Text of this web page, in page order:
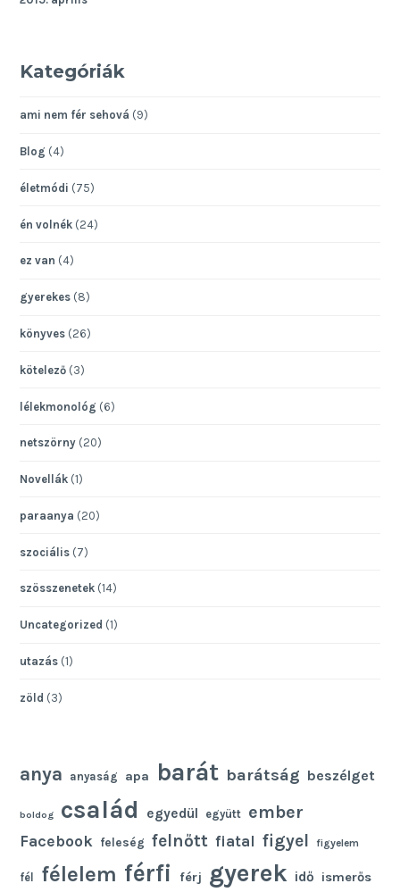
Kategóriák
ami nem fér sehová (9)
Blog (4)
életmódi (75)
én volnék (24)
ez van (4)
gyerekes (8)
könyves (26)
kötelező (3)
lélekmonológ (6)
netszörny (20)
Novellák (1)
paraanya (20)
szociális (7)
szösszenetek (14)
Uncategorized (1)
utazás (1)
zöld (3)
anya anyaság apa barát barátság beszélget
boldog család egyedül együtt ember
Facebook feleség felnőtt fiatal figyel figyelem
fél félelem férfi férj gyerek idő ismerős